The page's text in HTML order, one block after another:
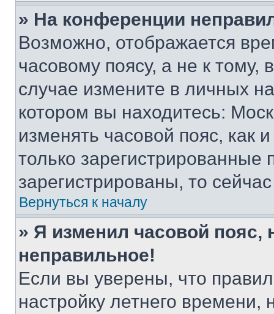
» На конференции
Возможно, отображается
часовому поясу, а не к тому,
случае измените в личных
котором вы находитесь:
изменять часовой пояс, как
только
зарегистрированы, то
Вернуться к началу
» Я изменил часовой пояс,
неправильное!
Если вы уверены, что
настройку летнего